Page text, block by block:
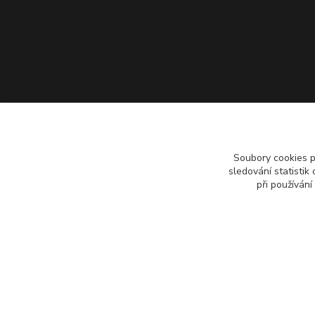
Soubory cookies
sledování statistik
při